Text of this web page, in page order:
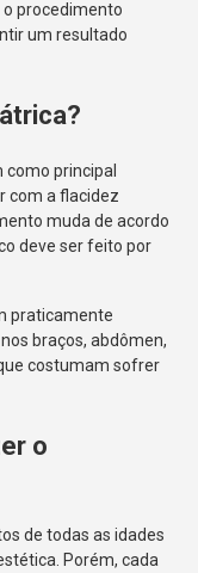
o procedimento
um resultado
principal
com a flacidez
muda de acordo
deve ser feito por
praticamente
braços, abdômen,
costumam sofrer
o
de todas as idades
Porém, cada